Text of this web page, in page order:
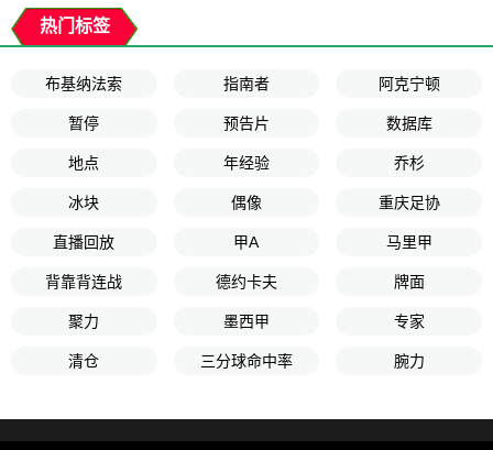
热门标签
布基纳法索 指南者 阿克宁顿
暂停 预告片 数据库
地点 年经验 乔杉
冰块 偶像 重庆足协
直播回放 甲A 马里甲
背靠背连战 德约卡夫 牌面
聚力 墨西甲 专家
清仓 三分球命中率 腕力